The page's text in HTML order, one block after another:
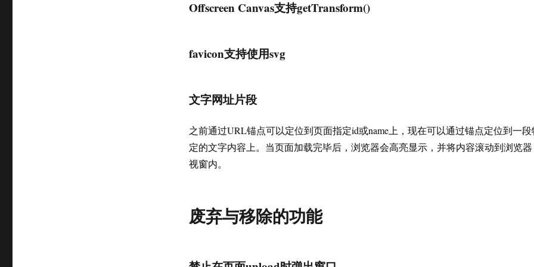
Offscreen Canvas支持getTransform()
favicon支持使用svg
文字网址片段
之前通过URL锚点可以定位到页面指定id或name上，现在可以通过锚点定位到一段
定的文字内容上。当页面加载完毕后，浏览器会高亮显示，并将内容滚动到浏览器
视窗内。
废弃与移除的功能